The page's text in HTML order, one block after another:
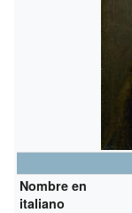
Nombre en
italiano